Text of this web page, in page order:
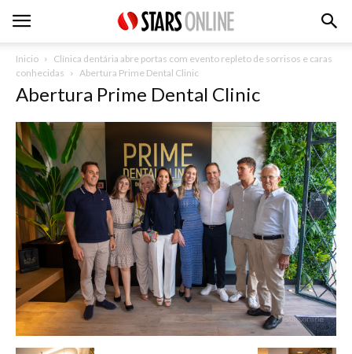
Inicio
Clínica dentária abre portas com evento repleto de sorrisos e caras
conhecidas
Abertura Prime Dental Clinic
Abertura Prime Dental Clinic